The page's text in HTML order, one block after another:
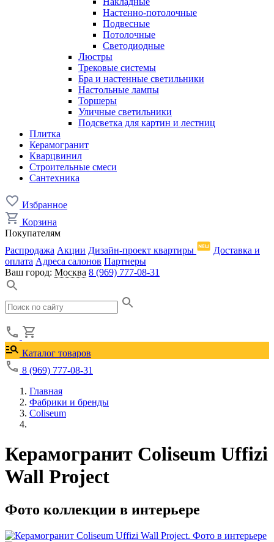
Настенно-потолочные
Подвесные
Потолочные
Светодиодные
Люстры
Трековые системы
Бра и настенные светильники
Настольные лампы
Торшеры
Уличные светильники
Подсветка для картин и лестниц
Плитка
Керамогранит
Кварцвинил
Строительные смеси
Сантехника
Избранное
Корзина
Покупателям
Распродажа Акции Дизайн-проект квартиры
Доставка и
оплата Адреса салонов Партнеры
Ваш город: Москва 8 (969) 777-08-31
Каталог товаров
8 (969) 777-08-31
Главная
Фабрики и бренды
Coliseum
Керамогранит Coliseum Uffizi
Wall Project
Фото коллекции в интерьере